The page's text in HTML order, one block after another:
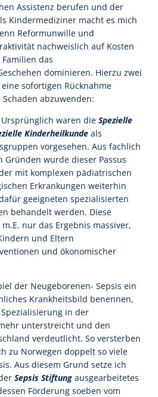
Assistenz berufen und der
Kindermediziner macht es mich
Reformunwille und
nachweislich auf Kosten
das
dominieren. Hierzu zwei
sofortigen Rücknahme
abzuwenden:
Ursprünglich waren die Spezielle
Kinderheilkunde als
vorgesehen. Aus fachlich
wurde dieser Passus
mit komplexen pädiatrischen
Erkrankungen weiterhin
geeigneten spezialisierten
behandelt werden. Diese
nur das Ergebnis massiver,
und Eltern
und ökonomischer
der Neugeborenen- Sepsis ein
Krankheitsbild benennen,
in der
unterstreicht und den
verdeutlicht. So versterben
zu Norwegen doppelt so viele
Aus diesem Grund setze ich
Sepsis Stiftung ausgearbeitetes
Förderung soeben vom